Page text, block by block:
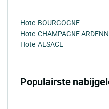
Hotel BOURGOGNE
Hotel CHAMPAGNE
Hotel ALSACE
Populairste